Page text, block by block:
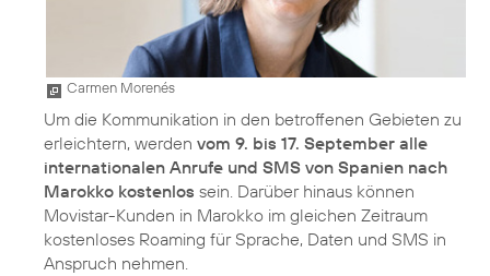
Carmen Morenés
Um die Kommunikation in den betroffenen Gebieten zu
erleichtern, werden vom 9. bis 17. September alle
internationalen Anrufe und SMS von Spanien nach
Marokko kostenlos sein. Darüber hinaus können
Movistar-Kunden in Marokko im gleichen Zeitraum
kostenloses Roaming für Sprache, Daten und SMS in
Anspruch nehmen.